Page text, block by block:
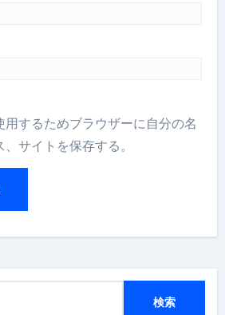
用するためブラウザーに自分の名
サイトを保存する。